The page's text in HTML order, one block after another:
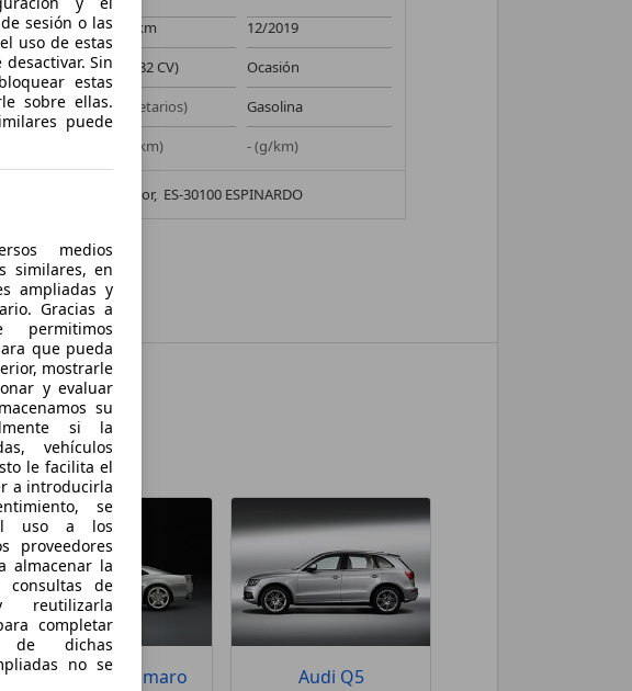
88.608 km
12/2019
60 kW (82 CV)
Ocasión
- (Propietarios)
Gasolina
- (l/100 km)
- (g/km)
Vendedor, ES-30100 ESPINARDO
coches
Chevrolet Camaro Audi Q5
sesión o las
uso de estas
Sin
estas
sobre ellas.
puede
medios
similares, en
ampliadas y
Gracias a
permitimos
que pueda
mostrarle
y evaluar
su
si la
vehículos
le facilita el
a introducirla
se
uso a los
proveedores
almacenar la
consultas de
completar
dichas
no se